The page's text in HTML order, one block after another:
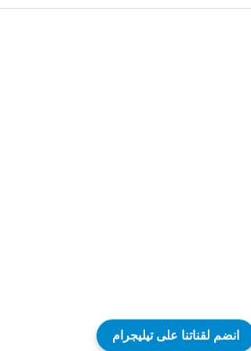
انضم لقناتنا على تيليجرام